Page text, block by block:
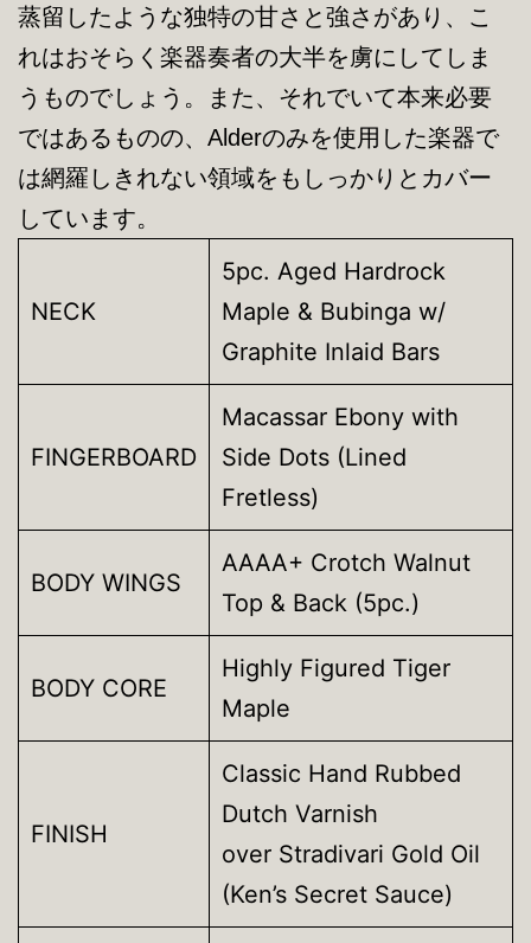
蒸留したような独特の甘さと強さがあり、こ
れはおそらく楽器奏者の大半を虜にしてしま
うものでしょう。また、それでいて本来必要
ではあるものの、Alderのみを使用した楽器で
は網羅しきれない領域をもしっかりとカバー
しています。
NECK
5pc. Aged Hardrock
Maple & Bubinga w/
Graphite Inlaid Bars
FINGERBOARD
Macassar Ebony with
Side Dots (Lined
Fretless)
BODY WINGS
AAAA+ Crotch Walnut
Top & Back (5pc.)
BODY CORE
Highly Figured Tiger
Maple
FINISH
Classic Hand Rubbed
Dutch Varnish
over Stradivari Gold Oil
(Ken’s Secret Sauce)